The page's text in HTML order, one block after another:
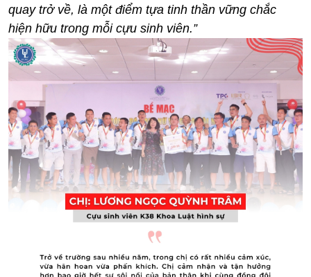
quay trở về, là một điểm tựa tinh thần vững chắc
hiện hữu trong mỗi cựu sinh viên.”